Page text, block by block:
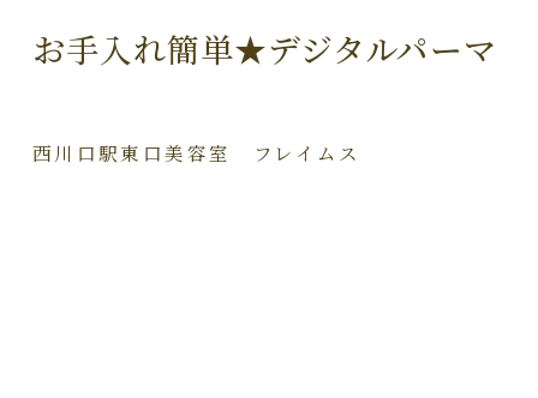
お手入れ簡単★デジタルパーマ
西川口駅東口美容室 フレイムス